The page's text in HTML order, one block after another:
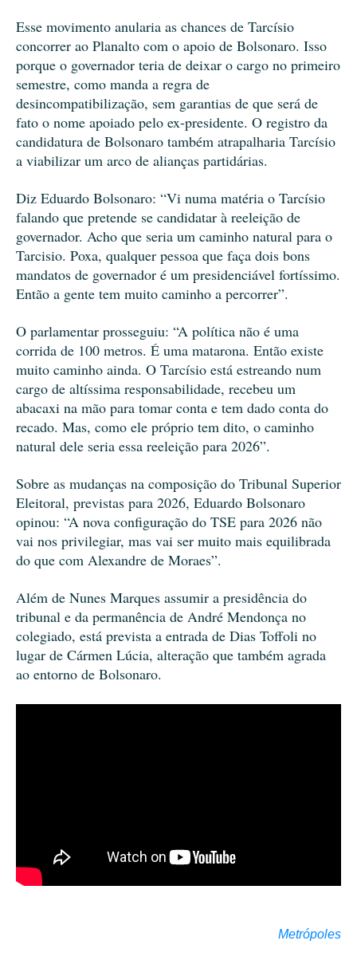
Esse movimento anularia as chances de Tarcísio
concorrer ao Planalto com o apoio de Bolsonaro. Isso
porque o governador teria de deixar o cargo no primeiro
semestre, como manda a regra de
desincompatibilização, sem garantias de que será de
fato o nome apoiado pelo ex-presidente. O registro da
candidatura de Bolsonaro também atrapalharia Tarcísio
a viabilizar um arco de alianças partidárias.
Diz Eduardo Bolsonaro: “Vi numa matéria o Tarcísio
falando que pretende se candidatar à reeleição de
governador. Acho que seria um caminho natural para o
Tarcisio. Poxa, qualquer pessoa que faça dois bons
mandatos de governador é um presidenciável fortíssimo.
Então a gente tem muito caminho a percorrer”.
O parlamentar prosseguiu: “A política não é uma
corrida de 100 metros. É uma matarona. Então existe
muito caminho ainda. O Tarcísio está estreando num
cargo de altíssima responsabilidade, recebeu um
abacaxi na mão para tomar conta e tem dado conta do
recado. Mas, como ele próprio tem dito, o caminho
natural dele seria essa reeleição para 2026”.
Sobre as mudanças na composição do Tribunal Superior
Eleitoral, previstas para 2026, Eduardo Bolsonaro
opinou: “A nova configuração do TSE para 2026 não
vai nos privilegiar, mas vai ser muito mais equilibrada
do que com Alexandre de Moraes”.
Além de Nunes Marques assumir a presidência do
tribunal e da permanência de André Mendonça no
colegiado, está prevista a entrada de Dias Toffoli no
lugar de Cármen Lúcia, alteração que também agrada
ao entorno de Bolsonaro.
Metrópoles